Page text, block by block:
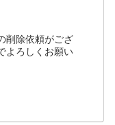
削除依頼がござ
よろしくお願い